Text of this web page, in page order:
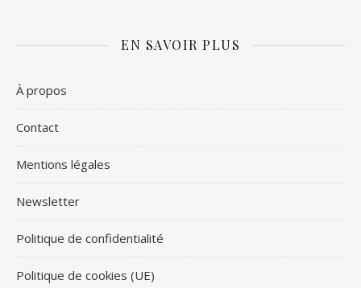
EN SAVOIR PLUS
À propos
Contact
Mentions légales
Newsletter
Politique de confidentialité
Politique de cookies (UE)